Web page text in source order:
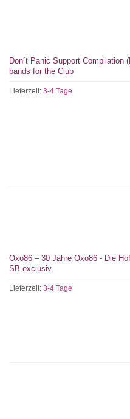
Don´t Panic Support
bands for the Club
Lieferzeit: 3-4 Tage
Oxo86 – 30 Jahre Oxo86 - Die
SB exclusiv
Lieferzeit: 3-4 Tage